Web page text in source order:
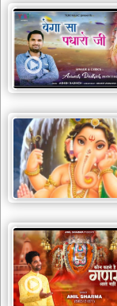
दयाल
भजन
bawa
lal
dayal
bhajans
शनि
देव
भजन
shani
dev
bhajans
आज
का
भजन
bhajan
of
the
day
भजन